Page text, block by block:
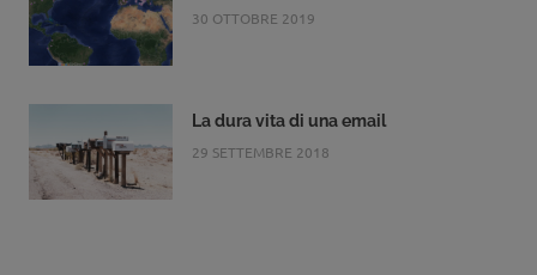
30 OTTOBRE 2019
La dura vita di una email
29 SETTEMBRE 2018